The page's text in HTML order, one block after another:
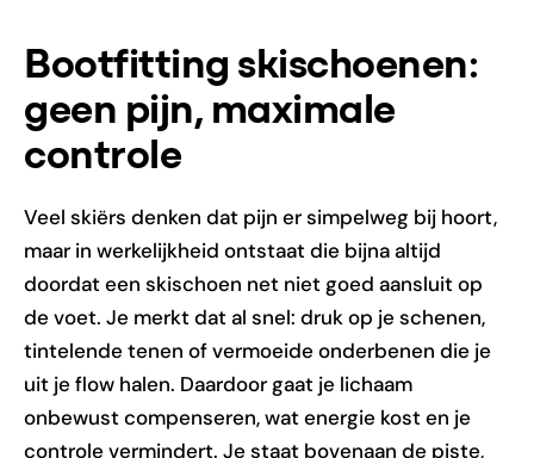
Bootfitting skischoenen:
geen pijn, maximale
controle
Veel skiërs denken dat pijn er simpelweg bij hoort,
maar in werkelijkheid ontstaat die bijna altijd
doordat een skischoen net niet goed aansluit op
de voet. Je merkt dat al snel: druk op je schenen,
tintelende tenen of vermoeide onderbenen die je
uit je flow halen. Daardoor gaat je lichaam
onbewust compenseren, wat energie kost en je
controle vermindert. Je staat bovenaan de piste,